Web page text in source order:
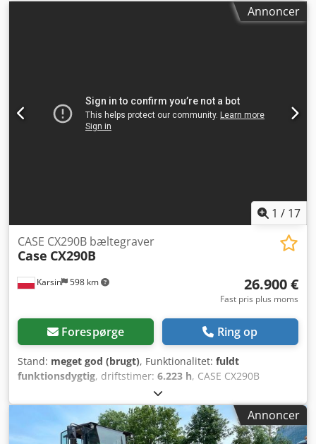
Annoncer
1 / 17
Karsin 598 km
CASE CX290B bæltegraver
Case CX290B
26.900 €
Fast pris plus moms
Forespørge Ring op
Stand: meget god (brugt), Funktionalitet: fuldt
funktionsdygtig, driftstimer: 6.223 h, CASE CX290B
larvebåndsgravemaskine, Kawasaki hydraulik, Isuzu motor
Tekniske data: - Motor: Isuzu AH-6HK1X (6-cylindret,
turboladet, Common Rail) - Motoreffekt: ca. 154 kW (209 hk)
ved 1800 omdr./min. - Egenvægt: ca. 29.100 kg - 30.000 kg
Annoncer